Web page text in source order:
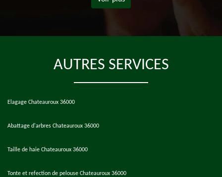
AUTRES SERVICES
Elagage Chateauroux 36000
Abattage d'arbres Chateauroux 36000
Taille de haie Chateauroux 36000
Tonte et refection de pelouse Chateauroux 36000